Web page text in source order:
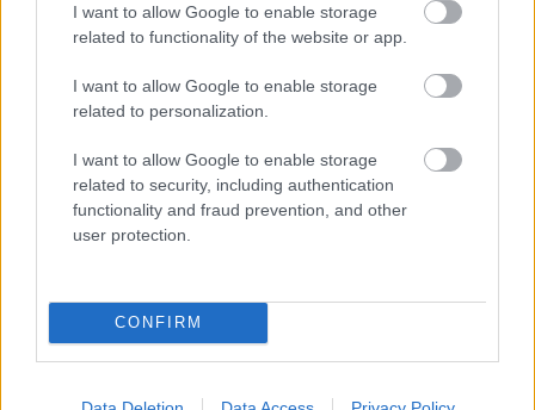
I want to allow Google to enable storage
related to functionality of the website or app.
I want to allow Google to enable storage
related to personalization.
I want to allow Google to enable storage
related to security, including authentication
functionality and fraud prevention, and other
user protection.
CONFIRM
Φυτικές ίνες και οι μορφές τους